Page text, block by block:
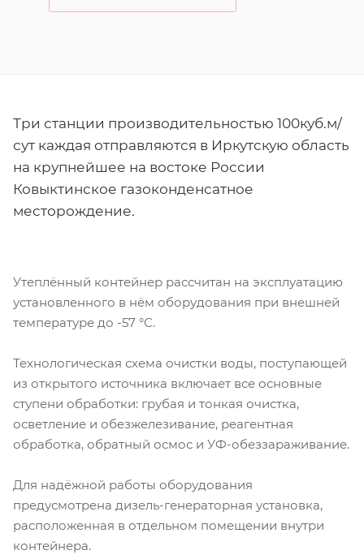
Три станции производительностью 100куб.м/
сут каждая отправляются в Иркутскую область
на крупнейшее на востоке России
Ковыктинское газоконденсатное
месторождение.
Утеплённый контейнер рассчитан на эксплуатацию
установленного в нём оборудования при внешней
температуре до -57 °С.
Технологическая схема очистки воды, поступающей
из открытого источника включает все основные
ступени обработки: грубая и тонкая очистка,
осветление и обезжелезивание, реагентная
обработка, обратный осмос и УФ-обеззараживание.
Для надёжной работы оборудования
предусмотрена дизель-генераторная установка,
расположенная в отдельном помещении внутри
контейнера.